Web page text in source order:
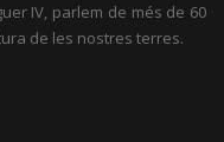
IV, parlem de més de 60
de les nostres terres.